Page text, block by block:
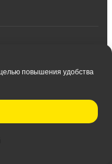
повышения удобства